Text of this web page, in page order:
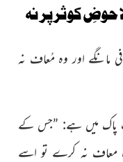
حوضِ کوثر پر نہ
مانگے اور وہ مُعاف نہ
پاک میں ہے: ”جس کے
معاف نہ کرے تو اسے